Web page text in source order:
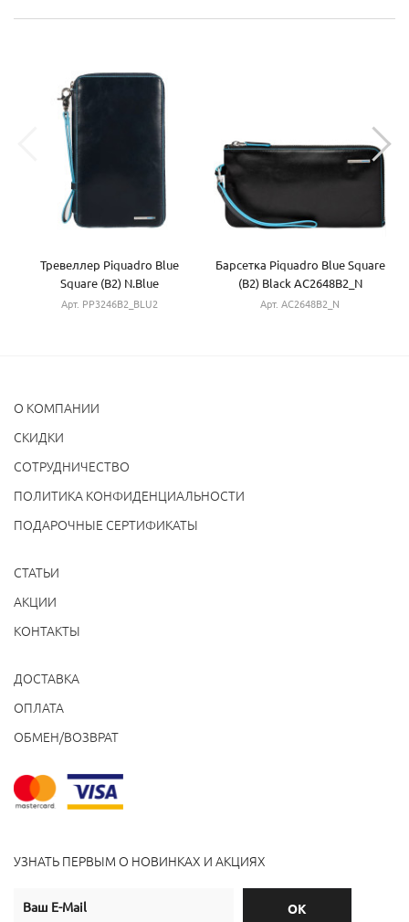
Тревеллер Piquadro Blue
Square (B2) N.Blue
PP3246B2_BLU2
Арт. PP3246B2_BLU2
Барсетка Piquadro Blue Square
(B2) Black AC2648B2_N
Арт. AC2648B2_N
О КОМПАНИИ
CКИДКИ
СОТРУДНИЧЕСТВО
ПОЛИТИКА КОНФИДЕНЦИАЛЬНОСТИ
ПОДАРОЧНЫЕ СЕРТИФИКАТЫ
СТАТЬИ
АКЦИИ
КОНТАКТЫ
ДОСТАВКА
ОПЛАТА
ОБМЕН/ВОЗВРАТ
УЗНАТЬ ПЕРВЫМ О НОВИНКАХ И АКЦИЯХ